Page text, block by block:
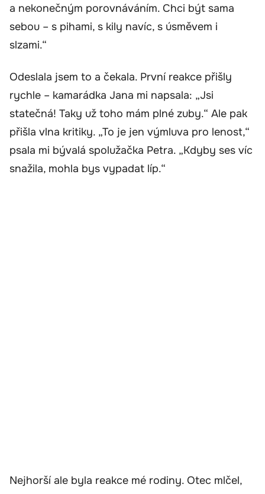
a nekonečným porovnáváním. Chci být sama
sebou – s pihami, s kily navíc, s úsměvem i
slzami.“
Odeslala jsem to a čekala. První reakce přišly
rychle – kamarádka Jana mi napsala: „Jsi
statečná! Taky už toho mám plné zuby.“ Ale pak
přišla vlna kritiky. „To je jen výmluva pro lenost,“
psala mi bývalá spolužačka Petra. „Kdyby ses víc
snažila, mohla bys vypadat líp.“
Nejhorší ale byla reakce mé rodiny. Otec mlčel,